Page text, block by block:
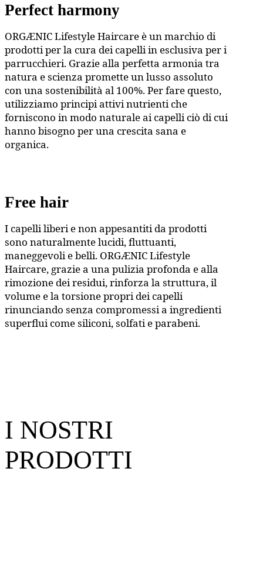
Perfect harmony
ORGÆNIC Lifestyle Haircare è un marchio di
prodotti per la cura dei capelli in esclusiva per i
parrucchieri. Grazie alla perfetta armonia tra
natura e scienza promette un lusso assoluto
con una sostenibilità al 100%. Per fare questo,
utilizziamo principi attivi nutrienti che
forniscono in modo naturale ai capelli ciò di cui
hanno bisogno per una crescita sana e
organica.
Free hair
I capelli liberi e non appesantiti da prodotti
sono naturalmente lucidi, fluttuanti,
maneggevoli e belli. ORGÆNIC Lifestyle
Haircare, grazie a una pulizia profonda e alla
rimozione dei residui, rinforza la struttura, il
volume e la torsione propri dei capelli
rinunciando senza compromessi a ingredienti
superflui come siliconi, solfati e parabeni.
I NOSTRI
PRODOTTI